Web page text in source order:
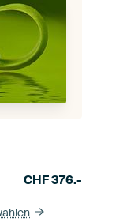
CHF376.-